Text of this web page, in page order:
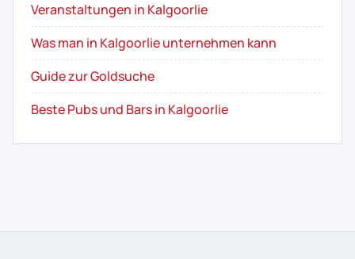
Veranstaltungen in Kalgoorlie
Was man in Kalgoorlie unternehmen kann
Guide zur Goldsuche
Beste Pubs und Bars in Kalgoorlie